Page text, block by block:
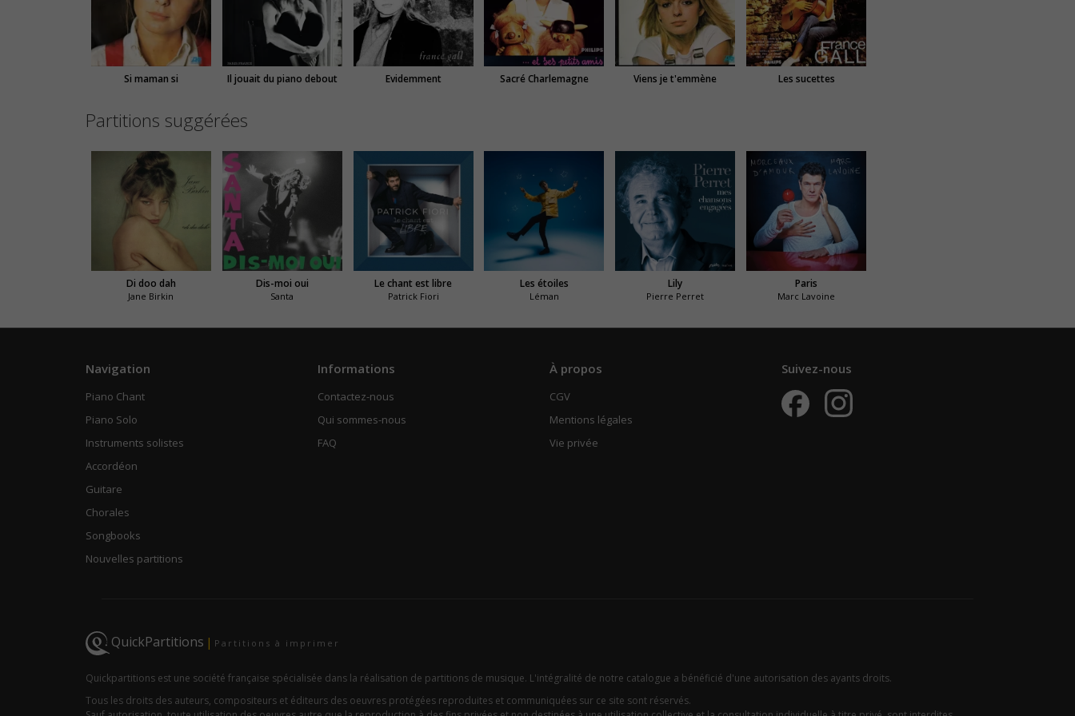
Si maman si Il jouait du piano debout Evidemment Sacré Charlemagne Viens je t'emmène Les sucettes
Partitions suggérées
Di doo dah
Jane Birkin
Dis-moi oui
Santa
Le chant est libre
Patrick Fiori
Les étoiles
Léman
Lily
Pierre Perret
Paris
Marc Lavoine
Navigation
Piano Chant
Piano Solo
Instruments solistes
Accordéon
Guitare
Chorales
Songbooks
Nouvelles partitions
Informations
Contactez-nous
Qui sommes-nous
FAQ
À propos
CGV
Mentions légales
Vie privée
Suivez-nous
QuickPartitions | Partitions à imprimer
Quickpartitions est une société française spécialisée dans la réalisation de partitions de musique. L'intégralité de notre catalogue a bénéficié d'une autorisation des ayants droits.
Tous les droits des auteurs, compositeurs et éditeurs des oeuvres protégées reproduites et communiquées sur ce site sont réservés.